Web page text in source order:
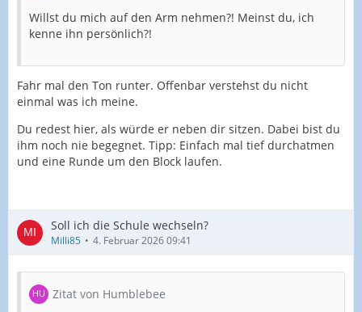
Willst du mich auf den Arm nehmen?! Meinst du, ich
kenne ihn persönlich?!
Fahr mal den Ton runter. Offenbar verstehst du nicht
einmal was ich meine.
Du redest hier, als würde er neben dir sitzen. Dabei bist du
ihm noch nie begegnet. Tipp: Einfach mal tief durchatmen
und eine Runde um den Block laufen.
Soll ich die Schule wechseln?
Milli85 4. Februar 2026 09:41
Zitat von Humblebee